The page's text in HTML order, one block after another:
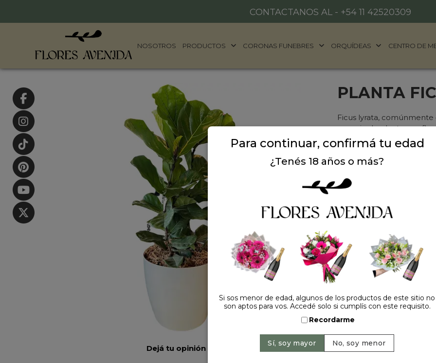
CONTACTANOS AL - +54 11 42520309
NOSOTROS PRODUCTOS CORONAS FUNEBRES ORQUÍDEAS CENTRO DE
Dejá tu opinión
PLANTA
Ficus lyrata,
especie de planta con
originaria de África
donde crece en las tierras
metros. Con maceta de 10
Sin Stock
HACELO
Para continuar, confirmá tu edad
¿Tenés 18 años o más?
Si sos menor de edad, algunos de los productos de este sitio no
son aptos para vos. Accedé solo si cumplís con este requisito.
Recordarme